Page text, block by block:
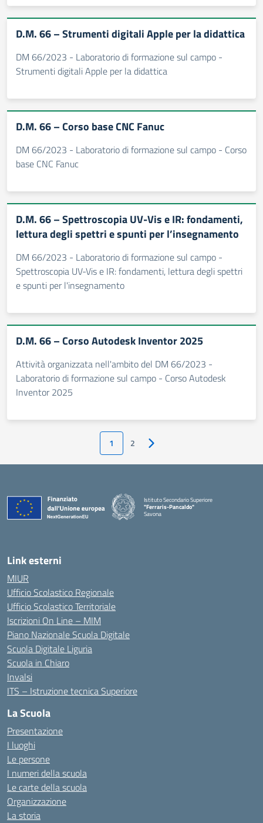
D.M. 66 – Strumenti digitali Apple per la didattica
DM 66/2023 - Laboratorio di formazione sul campo -
Strumenti digitali Apple per la didattica
D.M. 66 – Corso base CNC Fanuc
DM 66/2023 - Laboratorio di formazione sul campo - Corso
base CNC Fanuc
D.M. 66 – Spettroscopia UV-Vis e IR: fondamenti,
lettura degli spettri e spunti per l’insegnamento
DM 66/2023 - Laboratorio di formazione sul campo -
Spettroscopia UV-Vis e IR: fondamenti, lettura degli spettri
e spunti per l'insegnamento
D.M. 66 – Corso Autodesk Inventor 2025
Attività organizzata nell'ambito del DM 66/2023 -
Laboratorio di formazione sul campo - Corso Autodesk
Inventor 2025
1 2 Pagina successiva
Istituto Secondario Superiore
"Ferraris-Pancaldo"
Savona
Link esterni
MIUR
Ufficio Scolastico Regionale
Ufficio Scolastico Territoriale
Iscrizioni On Line – MIM
Piano Nazionale Scuola Digitale
Scuola Digitale Liguria
Scuola in Chiaro
Invalsi
ITS – Istruzione tecnica Superiore
La Scuola
Presentazione
I luoghi
Le persone
I numeri della scuola
Le carte della scuola
Organizzazione
La storia